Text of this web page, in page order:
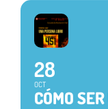
28
OCT
CÓMO